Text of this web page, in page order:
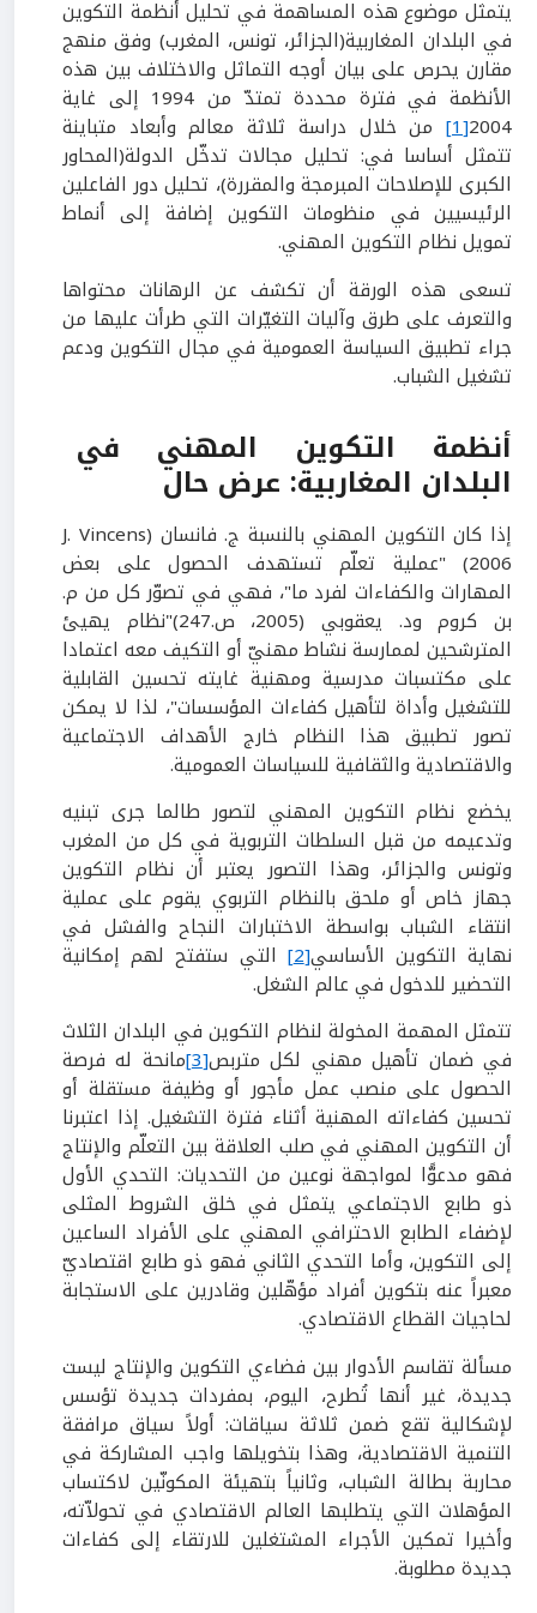
يتمثل موضوع هذه المساهمة في تحليل أنظمة التكوين
في البلدان المغاربية(الجزائر، تونس، المغرب) وفق منهج
مقارن يحرص على بيان أوجه التماثل والاختلاف بين هذه
الأنظمة في فترة محددة تمتدّ من 1994 إلى غاية
2004
[1]
من خلال دراسة ثلاثة معالم وأبعاد متباينة
تتمثل أساسا في: تحليل مجالات تدخّل الدولة(المحاور
الكبرى للإصلاحات المبرمجة والمقررة)، تحليل دور الفاعلين
الرئيسيين في منظومات التكوين إضافة إلى أنماط
تمويل نظام التكوين المهني.
تسعى هذه الورقة أن تكشف عن الرهانات محتواها
والتعرف على طرق وآليات التغيّرات التي طرأت عليها من
جراء تطبيق السياسة العمومية في مجال التكوين ودعم
تشغيل الشباب.
أنظمة التكوين المهني في
البلدان المغاربية: عرض حال
إذا كان التكوين المهني بالنسبة ج. فانسان J. Vincens)
2006) "عملية تعلّم تستهدف الحصول على بعض
المهارات والكفاءات لفرد ما"، فهي في تصوّر كل من م.
بن كروم ود. يعقوبي (2005، ص.247)"نظام يهيئ
المترشحين لممارسة نشاط مهنيّ أو التكيف معه اعتمادا
على مكتسبات مدرسية ومهنية غايته تحسين القابلية
للتشغيل وأداة لتأهيل كفاءات المؤسسات"، لذا لا يمكن
تصور تطبيق هذا النظام خارج الأهداف الاجتماعية
والاقتصادية والثقافية للسياسات العمومية.
يخضع نظام التكوين المهني لتصور طالما جرى تبنيه
وتدعيمه من قبل السلطات التربوية في كل من المغرب
وتونس والجزائر، وهذا التصور يعتبر أن نظام التكوين
جهاز خاص أو ملحق بالنظام التربوي يقوم على عملية
انتقاء الشباب بواسطة الاختبارات النجاح والفشل في
نهاية التكوين الأساسي[2]
التي ستفتح لهم إمكانية
التحضير للدخول في عالم الشغل.
تتمثل المهمة المخولة لنظام التكوين في البلدان الثلاث
في ضمان تأهيل مهني لكل متربص[3] مانحة له فرصة
الحصول على منصب عمل مأجور أو وظيفة مستقلة أو
تحسين كفاءاته المهنية أثناء فترة التشغيل. إذا اعتبرنا
أن التكوين المهني في صلب العلاقة بين التعلّم والإنتاج
فهو مدعوًّا لمواجهة نوعين من التحديات: التحدي الأول
ذو طابع الاجتماعي يتمثل في خلق الشروط المثلى
لإضفاء الطابع الاحترافي المهني على الأفراد الساعين
إلى التكوين، وأما التحدي الثاني فهو ذو طابع اقتصاديّ
معبراً عنه بتكوين أفراد مؤهّلين وقادرين على الاستجابة
لحاجيات القطاع الاقتصادي.
مسألة تقاسم الأدوار بين فضاءي التكوين والإنتاج ليست
جديدة، غير أنها تُطرح، اليوم، بمفردات جديدة تؤسس
لإشكالية تقع ضمن ثلاثة سياقات: أولاً سياق مرافقة
التنمية الاقتصادية، وهذا بتخويلها واجب المشاركة في
محاربة بطالة الشباب، وثانياً بتهيئة المكونّين لاكتساب
المؤهلات التي يتطلبها العالم الاقتصادي في تحولاّته،
وأخيرا تمكين الأجراء المشتغلين للارتقاء إلى كفاءات
جديدة مطلوبة.